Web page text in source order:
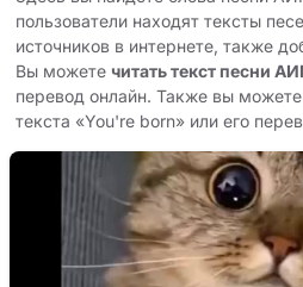
пользователи находят тексты
источников в интернете, также
Вы можете читать текст песни
перевод онлайн. Также вы
текста «You're born» или его